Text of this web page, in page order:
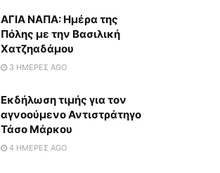
ΑΓΙΑ ΝΑΠΑ: Ημέρα της
Πόλης με την Βασιλική
Χατζηαδάμου
3 ΗΜΈΡΕΣ AGO
Εκδήλωση τιμής για τον
αγνοούμενο Αντιστράτηγο
Τάσο Μάρκου
4 ΗΜΈΡΕΣ AGO